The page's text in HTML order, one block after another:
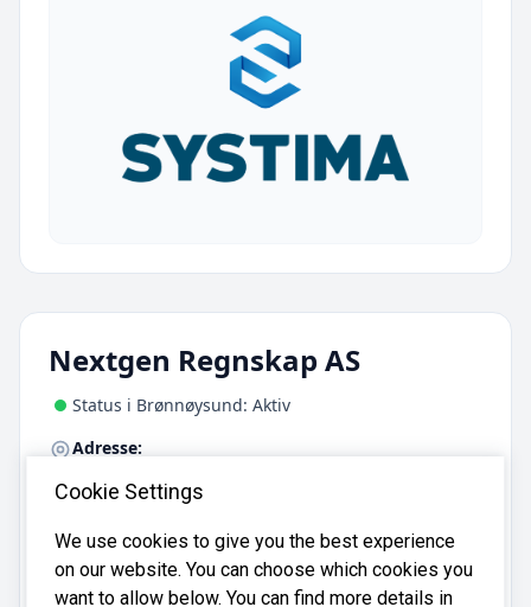
Nextgen Regnskap AS
Status i Brønnøysund: Aktiv
Adresse:
2365 Åsmarka
Nextgen Regnskap AS er registrert i
Brønnøysundregistrenemed organisasjonsnummer
Cookie Settings
We use cookies to give you the best experience
on our website. You can choose which cookies you
want to allow below. You can find more details in